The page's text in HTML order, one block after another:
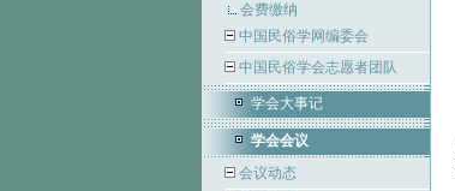
会费缴纳
中国民俗学网编委会
中国民俗学会志愿者团队
学会大事记
学会会议
会议动态